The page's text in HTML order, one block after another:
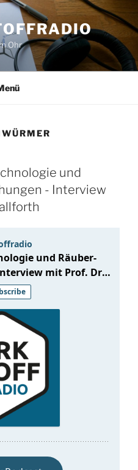
Ohr
und
- Interview